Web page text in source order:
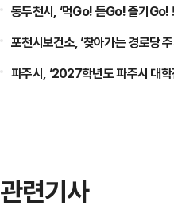
동두천시, ‘먹Go! 듣Go! 즐기
포천시보건소, ‘찾아가는 경로당
파주시, ‘2027학년도 파주시 대학
관련기사